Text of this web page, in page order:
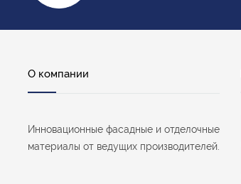
О компании
Инновационные фасадные и отделочные
материалы от ведущих производителей.